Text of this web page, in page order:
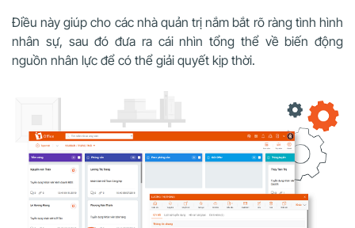
Điều này giúp cho các nhà quản trị nắm bắt rõ ràng tình hình
nhân sự, sau đó đưa ra cái nhìn tổng thể về biến động
nguồn nhân lực để có thể giải quyết kịp thời.